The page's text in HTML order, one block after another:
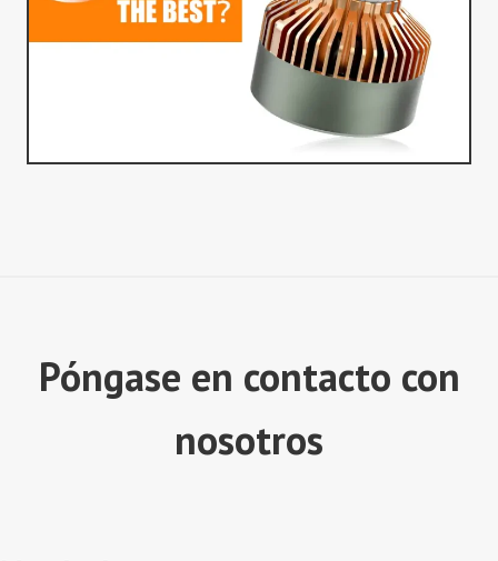
Póngase en contacto con
nosotros